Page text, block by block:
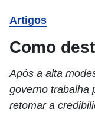
Artigos
Como
Após a alta
governo trabalha
retomar a